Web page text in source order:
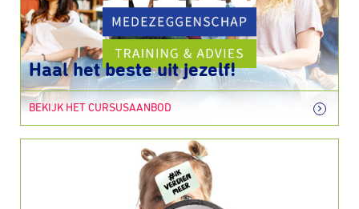
Haal het beste uit jezelf!
BEKIJK HET CURSUSAANBOD